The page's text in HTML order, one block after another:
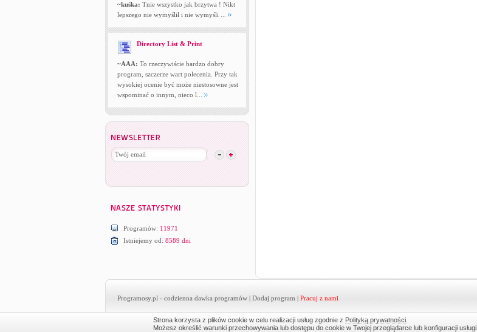
~kuśka: Tnie wszystko jak brzytwa ! Nikt
lepszego nie wymyślił i nie wymyśli ...
Directory List & Print
~AAA: To rzeczywiście bardzo dobry
program, szczerze wart polecenia. Przy tak
wysokiej ocenie być może niestosowne jest
wspominać o innym, nieco l...
Programów: 11971
Istniejemy od: 8589 dni
Programosy.pl - codzienna dawka programów | Dodaj program | Pracuj z nami
Strona korzysta z plików cookie w celu realizacji usług zgodnie z Polityką prywatności
Możesz określić warunki przechowywania lub dostępu do cookie w Twojej przeglądarce lub konfiguracji usługi.